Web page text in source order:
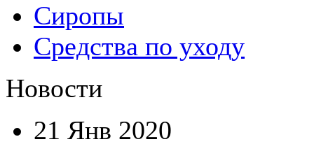
Сиропы
Средства по уходу
Новости
21 Янв 2020